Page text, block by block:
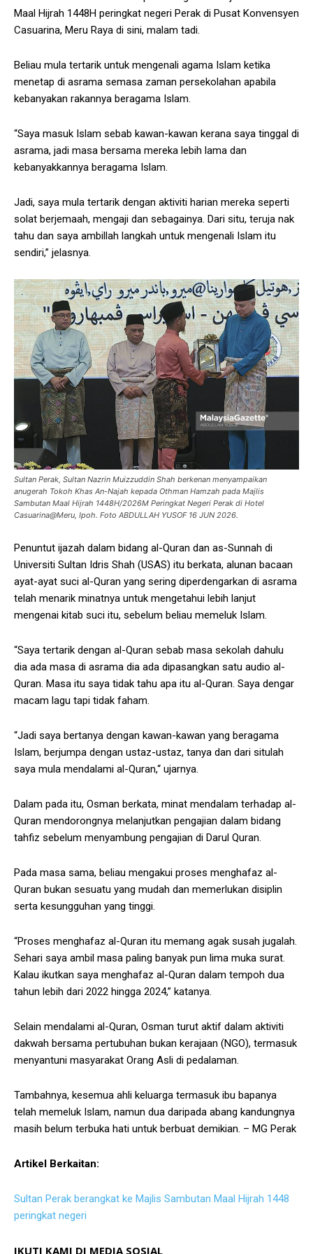
Maal Hijrah 1448H peringkat negeri Perak di Pusat Konvensyen
Casuarina, Meru Raya di sini, malam tadi.
Beliau mula tertarik untuk mengenali agama Islam ketika
menetap di asrama semasa zaman persekolahan apabila
kebanyakan rakannya beragama Islam.
“Saya masuk Islam sebab kawan-kawan kerana saya tinggal di
asrama, jadi masa bersama mereka lebih lama dan
kebanyakkannya beragama Islam.
Jadi, saya mula tertarik dengan aktiviti harian mereka seperti
solat berjemaah, mengaji dan sebagainya. Dari situ, teruja nak
tahu dan saya ambillah langkah untuk mengenali Islam itu
sendiri,” jelasnya.
Sultan Perak, Sultan Nazrin Muizzuddin Shah berkenan menyampaikan
anugerah Tokoh Khas An-Najah kepada Othman Hamzah pada Majlis
Sambutan Maal Hijrah 1448H/2026M Peringkat Negeri Perak di Hotel
Casuarina@Meru, Ipoh. Foto ABDULLAH YUSOF 16 JUN 2026.
Penuntut ijazah dalam bidang al-Quran dan as-Sunnah di
Universiti Sultan Idris Shah (USAS) itu berkata, alunan bacaan
ayat-ayat suci al-Quran yang sering diperdengarkan di asrama
telah menarik minatnya untuk mengetahui lebih lanjut
mengenai kitab suci itu, sebelum beliau memeluk Islam.
“Saya tertarik dengan al-Quran sebab masa sekolah dahulu
dia ada masa di asrama dia ada dipasangkan satu audio al-
Quran. Masa itu saya tidak tahu apa itu al-Quran. Saya dengar
macam lagu tapi tidak faham.
“Jadi saya bertanya dengan kawan-kawan yang beragama
Islam, berjumpa dengan ustaz-ustaz, tanya dan dari situlah
saya mula mendalami al-Quran,“ ujarnya.
Dalam pada itu, Osman berkata, minat mendalam terhadap al-
Quran mendorongnya melanjutkan pengajian dalam bidang
tahfiz sebelum menyambung pengajian di Darul Quran.
Pada masa sama, beliau mengakui proses menghafaz al-
Quran bukan sesuatu yang mudah dan memerlukan disiplin
serta kesungguhan yang tinggi.
“Proses menghafaz al-Quran itu memang agak susah jugalah.
Sehari saya ambil masa paling banyak pun lima muka surat.
Kalau ikutkan saya menghafaz al-Quran dalam tempoh dua
tahun lebih dari 2022 hingga 2024,” katanya.
Selain mendalami al-Quran, Osman turut aktif dalam aktiviti
dakwah bersama pertubuhan bukan kerajaan (NGO), termasuk
menyantuni masyarakat Orang Asli di pedalaman.
Tambahnya, kesemua ahli keluarga termasuk ibu bapanya
telah memeluk Islam, namun dua daripada abang kandungnya
masih belum terbuka hati untuk berbuat demikian. – MG Perak
Artikel Berkaitan:
Sultan Perak berangkat ke Majlis Sambutan Maal Hijrah 1448
peringkat negeri
IKUTI KAMI DI MEDIA SOSIAL